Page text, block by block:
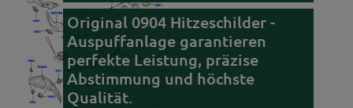
Original 0904 Hitzeschilder -
Auspuffanlage garantieren
perfekte Leistung, präzise
Abstimmung und höchste
Qualität.